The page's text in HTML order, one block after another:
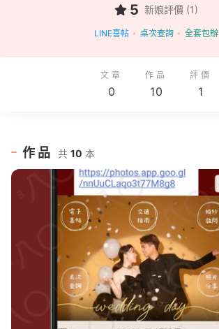
5 新娘評價 (1)
LINE喜帖 桌次查詢 全套包辦
文章
0
作品
10
評價
1
作品 共 10 本